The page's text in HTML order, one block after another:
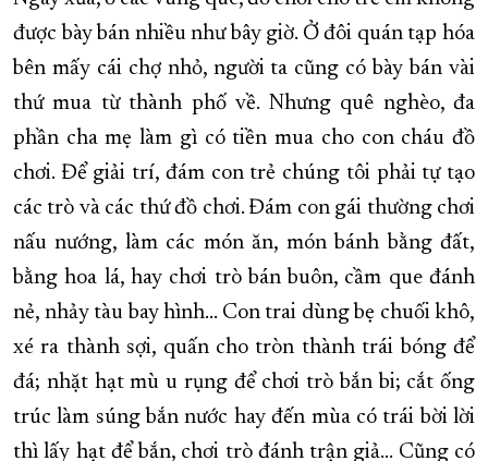
được bày bán nhiều như bây giờ. Ở đôi quán tạp hóa
bên mấy cái chợ nhỏ, người ta cũng có bày bán vài
thứ mua từ thành phố về. Nhưng quê nghèo, đa
phần cha mẹ làm gì có tiền mua cho con cháu đồ
chơi. Để giải trí, đám con trẻ chúng tôi phải tự tạo
các trò và các thứ đồ chơi. Đám con gái thường chơi
nấu nướng, làm các món ăn, món bánh bằng đất,
bằng hoa lá, hay chơi trò bán buôn, cầm que đánh
nẻ, nhảy tàu bay hình… Con trai dùng bẹ chuối khô,
xé ra thành sợi, quấn cho tròn thành trái bóng để
đá; nhặt hạt mù u rụng để chơi trò bắn bi; cắt ống
trúc làm súng bắn nước hay đến mùa có trái bời lời
thì lấy hạt để bắn, chơi trò đánh trận giả… Cũng có